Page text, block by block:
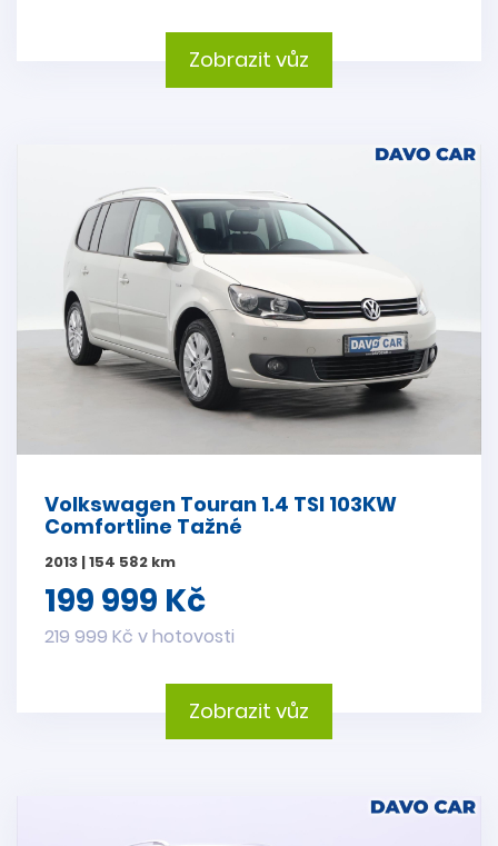
Zobrazit vůz
Volkswagen Touran 1.4 TSI 103KW
Comfortline Tažné
2013 | 154 582 km
199 999 Kč
219 999 Kč v hotovosti
Zobrazit vůz